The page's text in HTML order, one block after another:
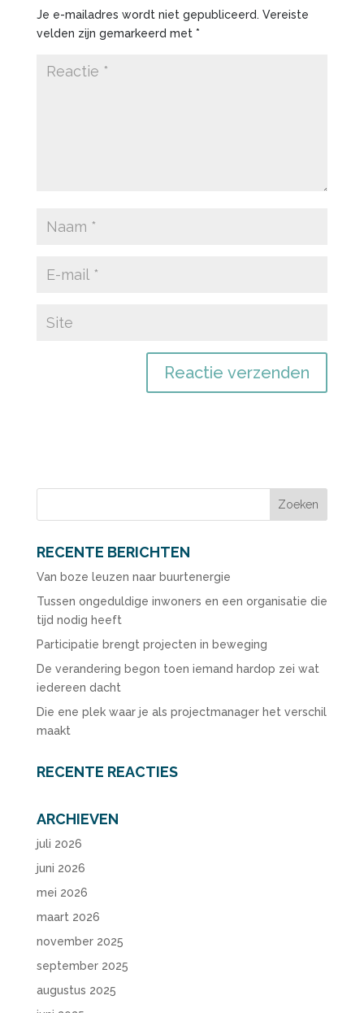
Je e-mailadres wordt niet gepubliceerd. Vereiste
velden zijn gemarkeerd met *
RECENTE BERICHTEN
Van boze leuzen naar buurtenergie
Tussen ongeduldige inwoners en een organisatie die
tijd nodig heeft
Participatie brengt projecten in beweging
De verandering begon toen iemand hardop zei wat
iedereen dacht
Die ene plek waar je als projectmanager het verschil
maakt
RECENTE REACTIES
ARCHIEVEN
juli 2026
juni 2026
mei 2026
maart 2026
november 2025
september 2025
augustus 2025